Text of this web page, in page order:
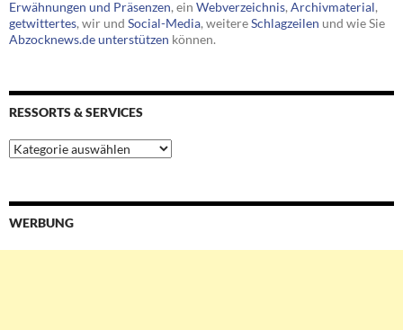
Erwähnungen und Präsenzen, ein Webverzeichnis, Archivmaterial,
getwittertes, wir und Social-Media, weitereSchlagzeilen und wie Sie
Abzocknews.de unterstützen können.
RESSORTS & SERVICES
Ressorts
&
WERBUNG